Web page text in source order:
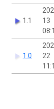
1.1
13
1.0
22